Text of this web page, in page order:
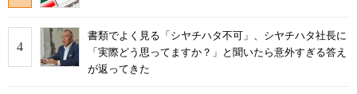
書類でよく見る「シヤチハタ不可」、シヤチハタ社長に
「実際どう思ってますか？」と聞いたら意外すぎる答え
が返ってきた